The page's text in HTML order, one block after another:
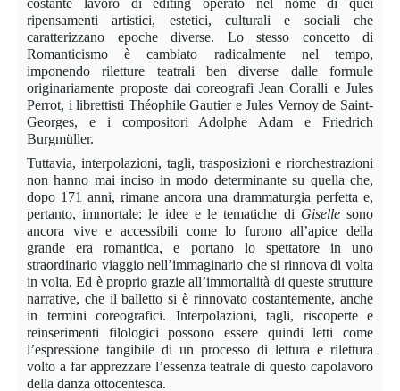
ripensamenti artistici, estetici, culturali e sociali che
caratterizzano epoche diverse. Lo stesso concetto di
Romanticismo è cambiato radicalmente nel tempo,
imponendo riletture teatrali ben diverse dalle formule
originariamente proposte dai coreografi Jean Coralli e Jules
Perrot, i librettisti Théophile Gautier e Jules Vernoy de Saint-
Georges, e i compositori Adolphe Adam e Friedrich
Burgmüller.
Tuttavia, interpolazioni, tagli, trasposizioni e riorchestrazioni
non hanno mai inciso in modo determinante su quella che,
dopo 171 anni, rimane ancora una drammaturgia perfetta e,
pertanto, immortale: le idee e le tematiche di Gisellesono
ancora vive e accessibili come lo furono all’apice della
grande era romantica, e portano lo spettatore in uno
straordinario viaggio nell’immaginario che si rinnova di volta
in volta. Ed è proprio grazie all’immortalità di queste strutture
narrative, che il balletto si è rinnovato costantemente, anche
in termini coreografici. Interpolazioni, tagli, riscoperte e
reinserimenti filologici possono essere quindi letti come
l’espressione tangibile di un processo di lettura e rilettura
volto a far apprezzare l’essenza teatrale di questo capolavoro
della danza ottocentesca.